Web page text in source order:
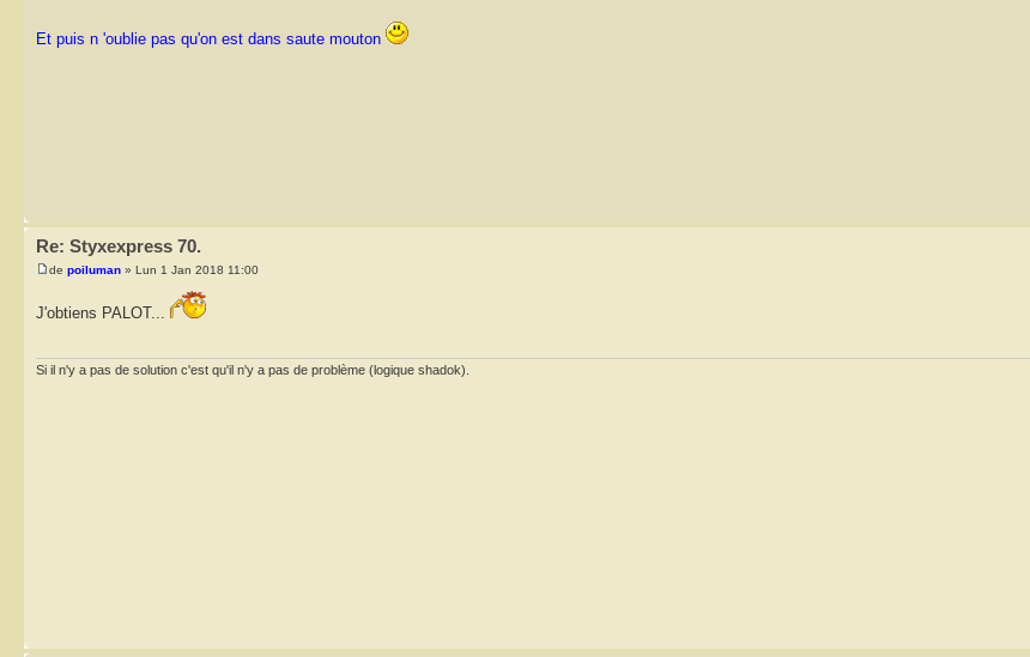
Et puis n 'oublie pas qu'on est dans saute mouton
Re: Styxexpress 70.
de poiluman » Lun 1 Jan 2018 11:00
J'obtiens PALOT...
Si il n'y a pas de solution c'est qu'il n'y a pas de problème (logique shadok).